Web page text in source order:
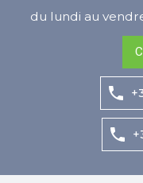
du lundi au